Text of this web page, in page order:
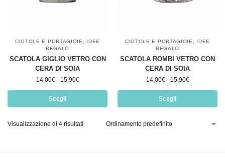
CIOTOLE E PORTAGIOIE
IDEE
REGALO
SCATOLA GIGLIO VETRO CON
CERA DI SOIA
14,00€ - 15,90€
Scegli
CIOTOLE E PORTAGIOIE
IDEE
REGALO
SCATOLA ROMBI VETRO CON
CERA DI SOIA
14,00€ - 15,90€
Scegli
Visualizzazione di 4 risultati